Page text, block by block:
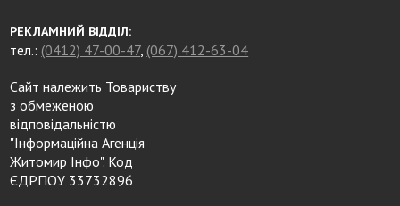
РЕКЛАМНИЙ ВІДДІЛ:
тел.: (0412) 47-00-47, (067) 412-63-04
Сайт належить Товариству
з обмеженою
відповідальністю
"Інформаційна Агенція
Житомир Інфо". Код
ЄДРПОУ 33732896